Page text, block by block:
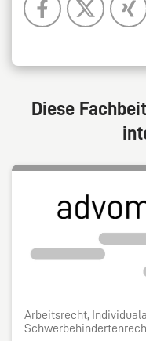
Diese
Arbeitsrecht,